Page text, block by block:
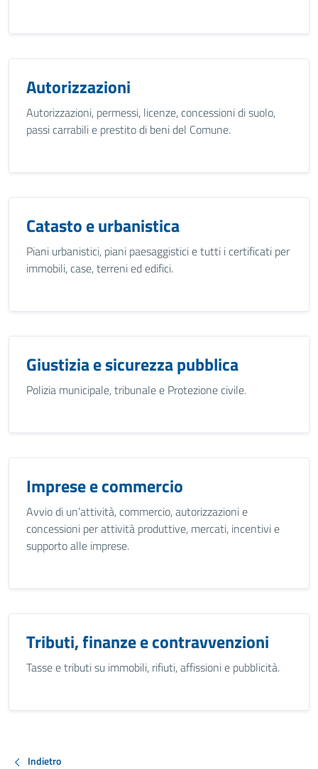
Autorizzazioni
Autorizzazioni, permessi, licenze, concessioni di suolo,
passi carrabili e prestito di beni del Comune.
Catasto e urbanistica
Piani urbanistici, piani paesaggistici e tutti i certificati per
immobili, case, terreni ed edifici.
Giustizia e sicurezza pubblica
Polizia municipale, tribunale e Protezione civile.
Imprese e commercio
Avvio di un’attività, commercio, autorizzazioni e
concessioni per attività produttive, mercati, incentivi e
supporto alle imprese.
Tributi, finanze e contravvenzioni
Tasse e tributi su immobili, rifiuti, affissioni e pubblicità.
Indietro